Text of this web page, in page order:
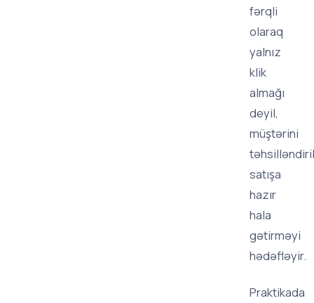
fərqli
olaraq
yalnız
klik
almağı
deyil,
müştərini
satışa
hazır
hala
gətirməyi
hədəfləyir.
Praktikada